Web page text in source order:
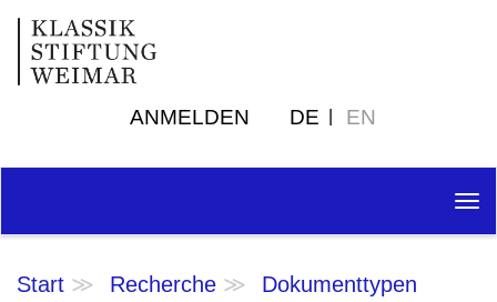
ANMELDEN DE EN
Start Recherche
Dokumenttypen